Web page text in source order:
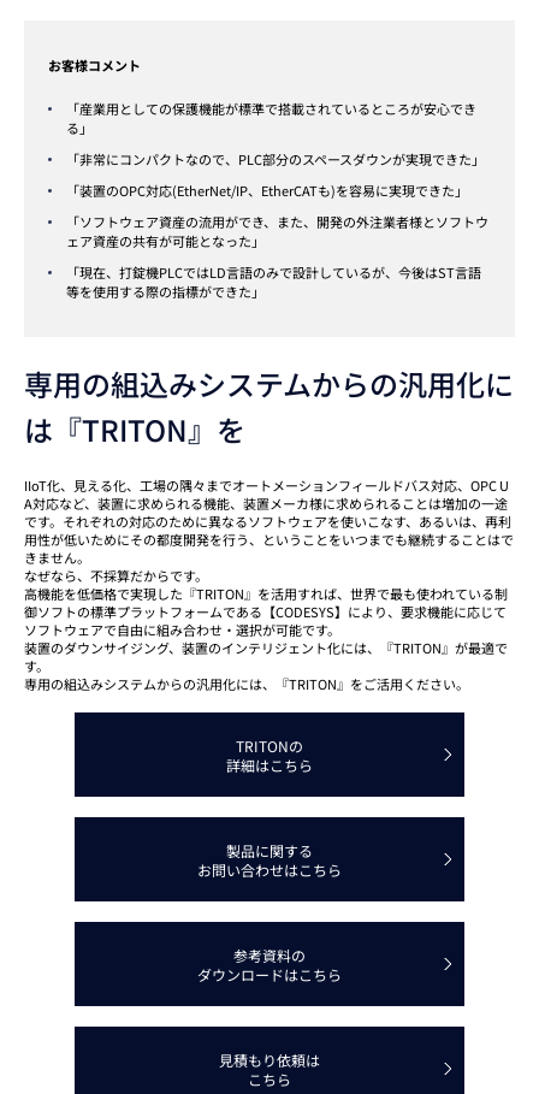
お客様コメント
「産業用としての保護機能が標準で搭載されているところが安心でき
る」
「非常にコンパクトなので、PLC部分のスペースダウンが実現できた」
「装置のOPC対応(EtherNet/IP、EtherCATも)を容易に実現できた」
「ソフトウェア資産の流用ができ、また、開発の外注業者様とソフトウ
ェア資産の共有が可能となった」
「現在、打錠機PLCではLD言語のみで設計しているが、今後はST言語
等を使用する際の指標ができた」
専用の組込みシステムからの汎用化に
は『TRITON』を
IIoT化、見える化、工場の隅々までオートメーションフィールドバス対応、OPC U
A対応など、装置に求められる機能、装置メーカ様に求められることは増加の一途
です。それぞれの対応のために異なるソフトウェアを使いこなす、あるいは、再利
用性が低いためにその都度開発を行う、ということをいつまでも継続することはで
きません。
なぜなら、不採算だからです。
高機能を低価格で実現した『TRITON』を活用すれば、世界で最も使われている制
御ソフトの標準プラットフォームである【CODESYS】により、要求機能に応じて
ソフトウェアで自由に組み合わせ・選択が可能です。
装置のダウンサイジング、装置のインテリジェント化には、『TRITON』が最適で
す。
専用の組込みシステムからの汎用化には、『TRITON』をご活用ください。
TRITONの
詳細はこちら
製品に関する
お問い合わせはこちら
参考資料の
ダウンロードはこちら
見積もり依頼は
こちら